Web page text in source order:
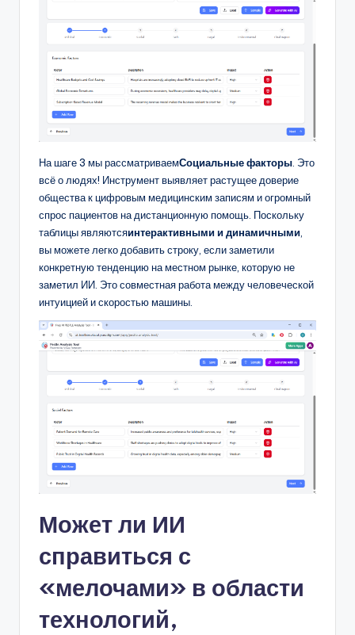
На шаге 3 мы рассматриваемСоциальные факторы . Это
всё о людях! Инструмент выявляет растущее доверие
общества к цифровым медицинским записям и огромный
спрос пациентов на дистанционную помощь. Поскольку
таблицы являютсяинтерактивными и динамичными
вы можете легко добавить строку, если заметили
конкретную тенденцию на местном рынке, которую не
заметил ИИ. Это совместная работа между человеческой
интуицией и скоростью машины.
Может ли ИИ
справиться с
«мелочами» в области
технологий,